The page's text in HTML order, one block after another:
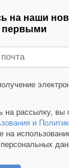
на наши
первыми
на рассылку, вы
и
на
персональных